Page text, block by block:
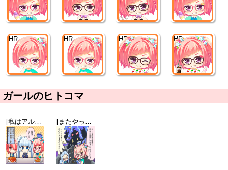
HR HR HR HR
ガールのヒトコマ